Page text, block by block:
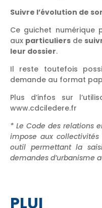
Suivre l’évolution de
Ce guichet numérique
aux particuliers de
leur dossier.
Il reste toutefois
demande au format
Plus d’infos sur
www.cdciledere.fr
* Le Code des relations
impose aux
outil permettant la
demandes d’urbanisme
PLUI